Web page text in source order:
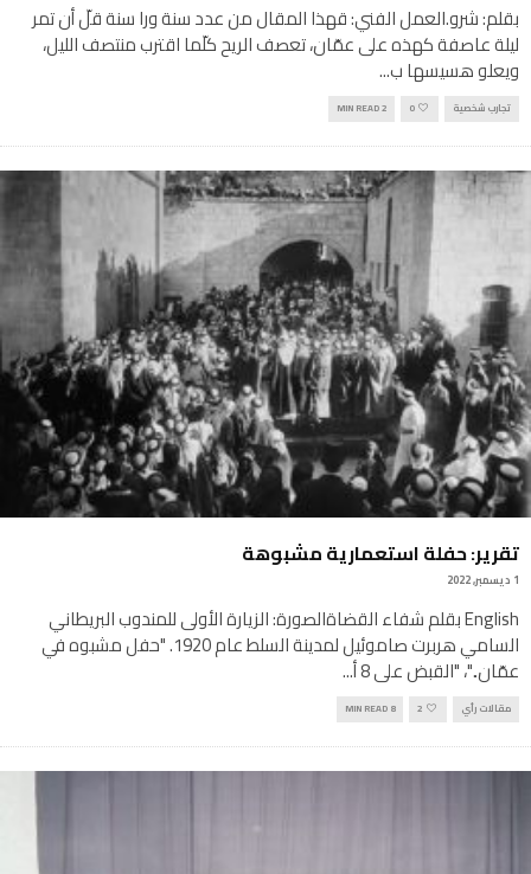
بقلم: شرو.العمل الفني: قهذا المقال من عدد سنة ورا سنة قلّ أن تمر
ليلة عاصفة كهذه على عمّان، تعصف الريح كلّما اقترب منتصف الليل،
ويعلو هسيسها ب...
تجارب شخصية 0
2 MIN READ
تقرير: حفلة استعمارية مشبوهة
1 ديسمبر, 2022
English بقلم شفاء القضاةالصورة: الزيارة الأولى للمندوب البريطاني
السامي هربرت صاموئيل لمدينة السلط عام 1920. "حفل مشبوه في
عمّان.."، "القبض على 8 أ ...
مقالات رأي 2
8 MIN READ